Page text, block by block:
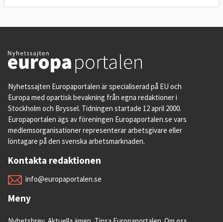
Nyhetssajten Europaportalen är specialiserad på EU och
Europa med opartisk bevakning från egna redaktioner i
Stockholm och Bryssel. Tidningen startade 12 april 2000.
Europaportalen ägs av föreningen Europaportalen.se vars
medlemsorganisationer representerar arbetsgivare eller
löntagare på den svenska arbetsmarknaden.
Kontakta redaktionen
info@europaportalen.se
Meny